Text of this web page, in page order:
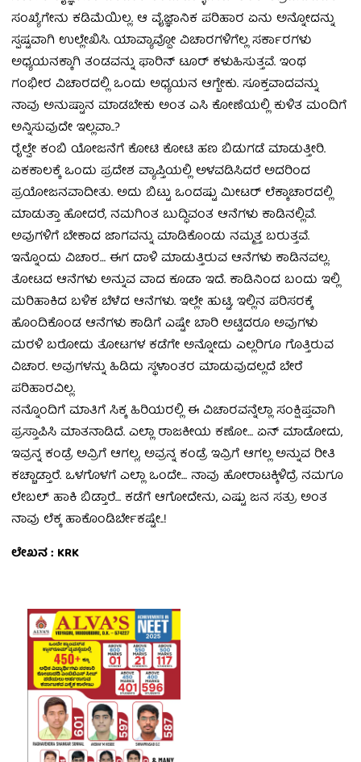
ಸಂಖ್ಯೆಗೇನು ಕಡಿಮೆಯಿಲ್ಲ. ಆ ವೈಜ್ಞಾನಿಕ ಪರಿಹಾರ ಏನು ಅನ್ನೋದನ್ನು
ಸ್ಪಷ್ಟವಾಗಿ ಉಲ್ಲೇಖಿಸಿ. ಯಾವ್ಯಾವ್ದೋ ವಿಚಾರಗಳಿಗೆಲ್ಲ ಸರ್ಕಾರಗಳು
ಅಧ್ಯಯನಕ್ಕಾಗಿ ತಂಡವನ್ನು ಫಾರಿನ್‌ ಟೂರ್‌ ಕಳುಹಿಸುತ್ತವೆ. ಇಂಥ
ಗಂಭೀರ ವಿಚಾರದಲ್ಲಿ ಒಂದು ಅಧ್ಯಯನ ಆಗ್ಬೇಕು. ಸೂಕ್ತವಾದವನ್ನು
ನಾವು ಅನುಷ್ಟಾನ ಮಾಡಬೇಕು ಅಂತ ಎಸಿ ಕೋಣೆಯಲ್ಲಿ ಕುಳಿತ ಮಂದಿಗೆ
ಅನ್ನಿಸುವುದೇ ಇಲ್ಲವಾ..?
ರೈಲ್ವೇ ಕಂಬಿ ಯೋಜನೆಗೆ ಕೋಟಿ ಕೋಟಿ ಹಣ ಬಿಡುಗಡೆ ಮಾಡುತ್ತೀರಿ.
ಏಕಕಾಲಕ್ಕೆ ಒಂದು ಪ್ರದೇಶ ವ್ಯಾಪ್ತಿಯಲ್ಲಿ ಅಳವಡಿಸಿದರೆ ಅದರಿಂದ
ಪ್ರಯೋಜನವಾದೀತು. ಅದು ಬಿಟ್ಟು ಒಂದಷ್ಟು ಮೀಟರ್‌ ಲೆಕ್ಕಾಚಾರದಲ್ಲಿ
ಮಾಡುತ್ತಾ ಹೋದರೆ, ನಮಗಿಂತ ಬುದ್ಧಿವಂತ ಆನೆಗಳು ಕಾಡಿನಲ್ಲಿವೆ.
ಅವುಗಳಿಗೆ ಬೇಕಾದ ಜಾಗವನ್ನು ಮಾಡಿಕೊಂಡು ನಮ್ಮತ್ತ ಬರುತ್ತವೆ.
ಇನ್ನೊಂದು ವಿಚಾರ… ಈಗ ದಾಳಿ ಮಾಡುತ್ತಿರುವ ಆನೆಗಳು ಕಾಡಿನವಲ್ಲ.
ತೋಟದ ಆನೆಗಳು ಅನ್ನುವ ವಾದ ಕೂಡಾ ಇದೆ. ಕಾಡಿನಿಂದ ಬಂದು ಇಲ್ಲಿ
ಮರಿಹಾಕಿದ ಬಳಿಕ ಬೆಳೆದ ಆನೆಗಳು. ಇಲ್ಲೇ ಹುಟ್ಟಿ, ಇಲ್ಲಿನ ಪರಿಸರಕ್ಕೆ
ಹೊಂದಿಕೊಂಡ ಆನೆಗಳು ಕಾಡಿಗೆ ಎಷ್ಟೇ ಬಾರಿ ಅಟ್ಟಿದರೂ ಅವುಗಳು
ಮರಳಿ ಬರೋದು ತೋಟಗಳ ಕಡೆಗೇ ಅನ್ನೋದು ಎಲ್ಲರಿಗೂ ಗೊತ್ತಿರುವ
ವಿಚಾರ. ಅವುಗಳನ್ನು ಹಿಡಿದು ಸ್ಥಳಾಂತರ ಮಾಡುವುದಲ್ಲದೆ ಬೇರೆ
ಪರಿಹಾರವಿಲ್ಲ.
ನನ್ನೊಂದಿಗೆ ಮಾತಿಗೆ ಸಿಕ್ಕ ಹಿರಿಯರಲ್ಲಿ ಈ ವಿಚಾರವನ್ನೆಲ್ಲಾ ಸಂಕ್ಷಿಪ್ತವಾಗಿ
ಪ್ರಸ್ತಾಪಿಸಿ ಮಾತನಾಡಿದೆ. ಎಲ್ಲಾ ರಾಜಕೀಯ ಕಣೋ… ಏನ್‌ ಮಾಡೋದು,
ಇವ್ರನ್ನ ಕಂಡ್ರೆ ಅವ್ರಿಗೆ ಆಗಲ್ಲ, ಅವ್ರನ್ನ ಕಂಡ್ರೆ ಇವ್ರಿಗೆ ಆಗಲ್ಲ ಅನ್ನುವ ರೀತಿ
ಕಚ್ಚಾಡ್ತಾರೆ. ಒಳಗೊಳಗೆ ಎಲ್ಲಾ ಒಂದೇ… ನಾವು ಹೋರಾಟಕ್ಕಿಳಿದ್ರೆ ನಮಗೂ
ಲೇಬಲ್‌ ಹಾಕಿ ಬಿಡ್ತಾರೆ… ಕಡೆಗೆ ಆಗೋದೇನು, ಎಷ್ಟು ಜನ ಸತ್ರು ಅಂತ
ನಾವು ಲೆಕ್ಕ ಹಾಕೊಂಡಿರ್ಬೇಕಷ್ಟೇ..!
ಲೇಖನ : KRK